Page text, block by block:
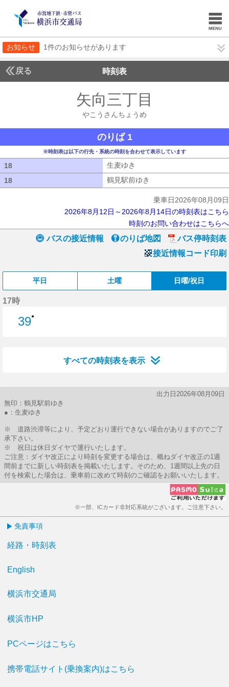
お知らせ 1件のお知らせがあります
戻る 時刻表
矢向三丁目
やこうさんちょうめ
のりば 1
※時刻表は以下の行先・系統の時刻を合わせて表示しています
18 生麦ゆき
18
鶴見駅前ゆき
乗車日2026年08月09日
2026年8月12日～2026年8月14日の時刻表はこちら
時刻のお問い合わせはこちらへ
バスの接近情報 のりば地図
バス停時刻表
接近情報コード印刷
平日 土曜 日曜/祝日
17時
39●
すべての時刻表を表示
出力日2026年08月09日
無印：鶴見駅前ゆき
●：生麦ゆき
※ 道路渋滞等により、予定どおり運行できない場合がありますのでご了
承下さい。
※ 祝日は休日ダイヤで運行いたします。
ご注意：ダイヤ改正により時刻を変更する場合は、概ねダイヤ改正の1週
間前までに新しい時刻表を掲載いたします。そのため、1週間以上先の日
付を検索した場合は、乗車前に改めて時刻のご確認をお願いいたします。
※一部、ICカード非対応系統がございます。ご注意下さい。
免責事項
経路・時刻表
English
横浜市交通局
横浜市HP
PCページはこちら
携帯電話サイト(乗換案内)はこちら